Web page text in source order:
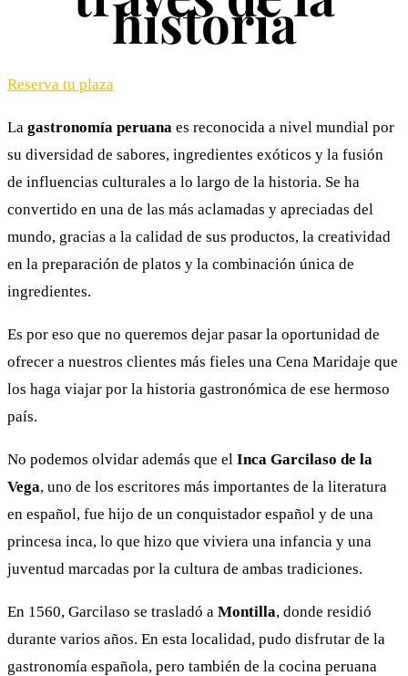
historia
Reserva tu plaza
La gastronomía peruana es reconocida a nivel mundial por
su diversidad de sabores, ingredientes exóticos y la fusión
de influencias culturales a lo largo de la historia. Se ha
convertido en una de las más aclamadas y apreciadas del
mundo, gracias a la calidad de sus productos, la creatividad
en la preparación de platos y la combinación única de
ingredientes.
Es por eso que no queremos dejar pasar la oportunidad de
ofrecer a nuestros clientes más fieles una Cena Maridaje que
los haga viajar por la historia gastronómica de ese hermoso
país.
No podemos olvidar además que el Inca Garcilaso de la
Vega, uno de los escritores más importantes de la literatura
en español, fue hijo de un conquistador español y de una
princesa inca, lo que hizo que viviera una infancia y una
juventud marcadas por la cultura de ambas tradiciones.
En 1560, Garcilaso se trasladó a Montilla, donde residió
durante varios años. En esta localidad, pudo disfrutar de la
gastronomía española, pero también de la cocina peruana